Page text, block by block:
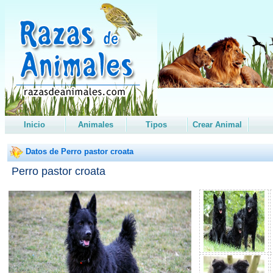
Inicio Animales Tipos Crear Animal
Datos de Perro pastor croata
Perro pastor croata